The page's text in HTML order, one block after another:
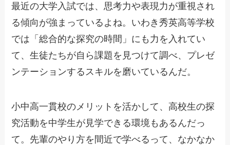
最近の大学入試では、思考力や表現力が重視され
る傾向が強まっているよね。いわき秀英高等学校
では「総合的な探究の時間」にも力を入れてい
て、生徒たちが自ら課題を見つけて調べ、プレゼ
ンテーションするスキルを磨いているんだ。
小中高一貫校のメリットを活かして、高校生の探
究活動を中学生が見学できる環境もあるんだっ
て。先輩のやり方を間近で学べるって、なかなか